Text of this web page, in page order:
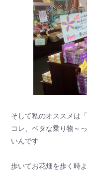
そして私のオススメは「
コレ、ベタな乗り物～
いんです
歩いてお花畑を歩く時